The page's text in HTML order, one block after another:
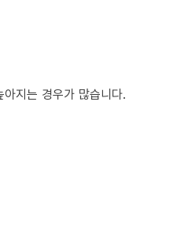
지는 경우가 많습니다.